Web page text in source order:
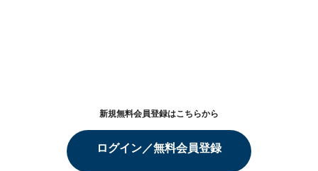
新規無料会員登録はこちらから
ログイン／無料会員登録